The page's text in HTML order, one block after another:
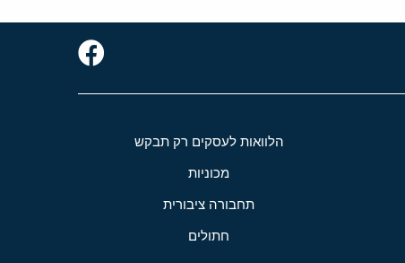
הלוואות לעסקים רק תבקש
מכוניות
תחבורה ציבורית
חתולים